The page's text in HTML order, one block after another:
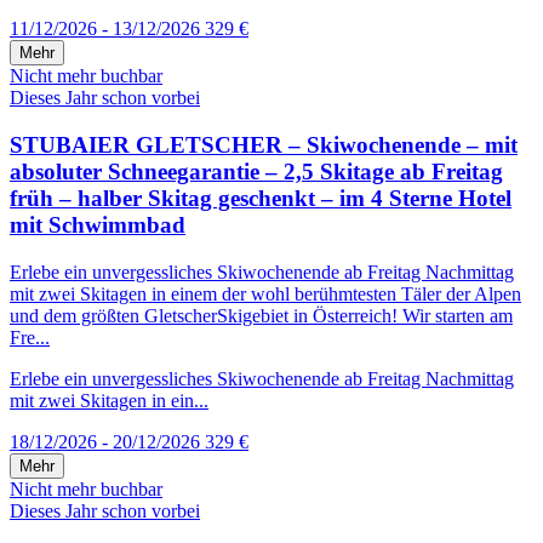
11/12/2026 - 13/12/2026 329 €
Mehr
Nicht mehr buchbar
Dieses Jahr schon vorbei
STUBAIER GLETSCHER – Skiwochenende – mit
absoluter Schneegarantie – 2,5 Skitage ab Freitag
früh – halber Skitag geschenkt – im 4 Sterne Hotel
mit Schwimmbad
Erlebe ein unvergessliches Skiwochenende ab Freitag Nachmittag
mit zwei Skitagen in einem der wohl berühmtesten Täler der Alpen
und dem größten GletscherSkigebiet in Österreich! Wir starten am
Fre...
Erlebe ein unvergessliches Skiwochenende ab Freitag Nachmittag
mit zwei Skitagen in ein...
18/12/2026 - 20/12/2026 329 €
Mehr
Nicht mehr buchbar
Dieses Jahr schon vorbei